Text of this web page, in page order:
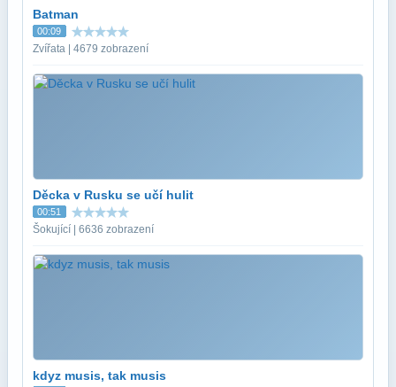
Batman
00:09
Zvířata | 4679 zobrazení
Děcka v Rusku se učí hulit
00:51
Šokující | 6636 zobrazení
kdyz musis, tak musis